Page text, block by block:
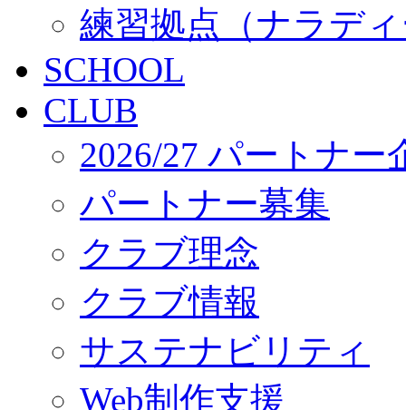
練習拠点（ナラデ
SCHOOL
CLUB
2026/27 パートナー
パートナー募集
クラブ理念
クラブ情報
サステナビリティ
Web制作支援